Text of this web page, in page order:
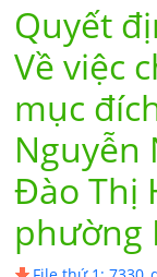
Quyết
Về việc
mục
Nguyễn
Đào Thị
phường